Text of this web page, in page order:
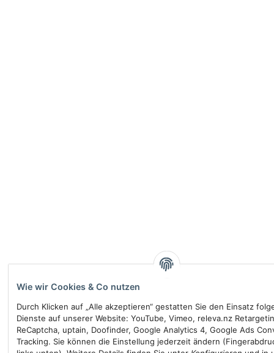
Wie wir Cookies & Co nutzen
Durch Klicken auf „Alle akzeptieren“ gestatten Sie den Einsatz
Dienste auf unserer Website: YouTube, Vimeo, releva.nz
ReCaptcha, uptain, Doofinder, Google Analytics 4, Google Ads
Tracking. Sie können die Einstellung jederzeit ändern